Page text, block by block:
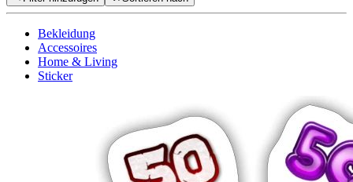
Bekleidung
Accessoires
Home & Living
Sticker